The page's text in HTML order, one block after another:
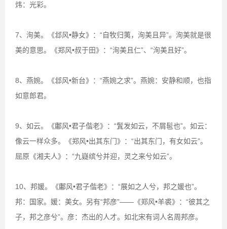
炜：光彩。
7、洵美。《邶风•静女》：“自牧归荑，洵美且异”。洵美就是很
美的意思。《郑风•叔于田》：“洵美且仁”、“洵美且好”。
8、燕婉。《邶风•新台》：“燕婉之求”。燕婉：安静和顺，也指
如意郎君。
9、如云。《鄘风•君子偕老》：“鬒发如云，不屑髢也”。如云：
像云一样众多。《郑风•出其东门》：“出其东门，有女如云”。
屈原《湘夫人》：“九嶷缤兮并迎，灵之来兮如云”。
10、邦媛。《鄘风•君子偕老》：“展如之人兮，邦之媛也”。
邦：国家。媛：美女。另有“邦彦”——《郑风•羊裘》：“彼其之
子，邦之彦兮”。彦：杰出的人才。如北宋有词人名周邦彦。